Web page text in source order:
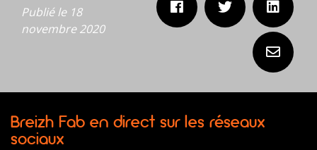
Publié le 18
novembre 2020
Breizh Fab en direct sur les réseaux
sociaux